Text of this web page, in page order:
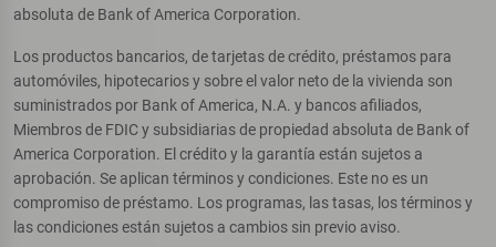
absoluta de Bank of America Corporation.
Los productos bancarios, de tarjetas de crédito, préstamos para
automóviles, hipotecarios y sobre el valor neto de la vivienda son
suministrados por Bank of America, N.A. y bancos afiliados,
Miembros de FDIC y subsidiarias de propiedad absoluta de Bank of
America Corporation. El crédito y la garantía están sujetos a
aprobación. Se aplican términos y condiciones. Este no es un
compromiso de préstamo. Los programas, las tasas, los términos y
las condiciones están sujetos a cambios sin previo aviso.